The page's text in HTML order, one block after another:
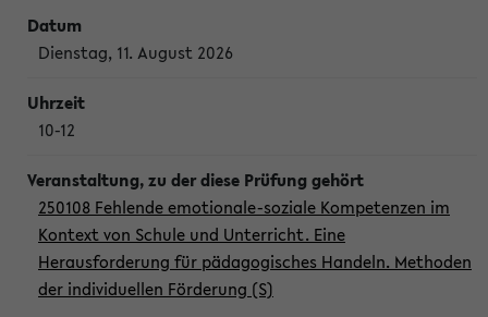
Dienstag, 11. August 2026
10-12
250108 Fehlende emotionale-soziale Kompetenzen im
Kontext von Schule und Unterricht. Eine
Herausforderung für pädagogisches Handeln. Methoden
der individuellen Förderung (S)